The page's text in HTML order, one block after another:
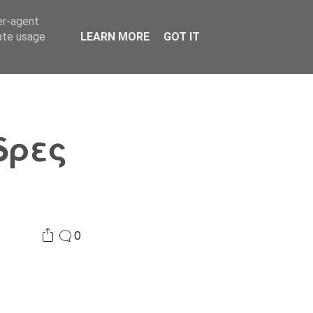
Σ.Α. Επικοινωνία Κόσμος
0
agent
usage
LEARN MORE GOT IT